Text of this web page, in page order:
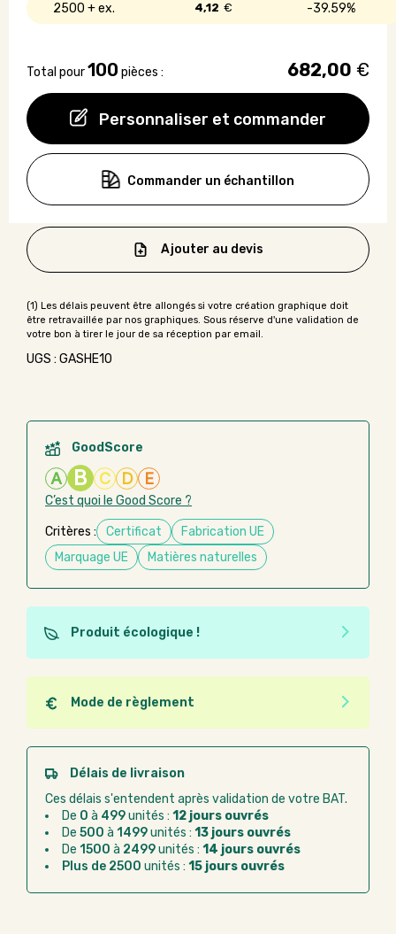
Personnaliser et commander
2500 + 39.59%
4,12 €
Total pour100 pièces : 682,00 €
Commander un échantillon
Ajouter au devis
UGS : GASHE10
GoodScore
A B C D E
C’est quoi le Good Score ?
Critères : Certificat
Fabrication UE
Marquage UE
Matières naturelles
Produit écologique !
Ce produit est éco-conçu, il a été fabriqué à partir de
matériaux recyclés ou recyclables. Ces produits
peuvent plus facilement obtenir une seconde vie
après utilisation. L'origine de fabrication du produit
n'entre pas dans les critères d'éco-conception.
Mode de règlement
Quel que soit le mode de règlement, vous pouvez
passer commande en ligne sur Good Act.
Paiement CB :paiement sécurisé par carte
Virement bancaire :règlement sur facture
après la commande
Chorus Pro :règlement par mandat
administratif après la commande
Délais de livraison
Ces délais s'entendent après validation de votre BAT.
De 0 à 499unités : 12 jours ouvrés
De 500 à 1499unités : 13 jours ouvrés
De 1500 à 2499unités : 14 jours ouvrés
Plus de 2500 unités : 15 jours ouvrés